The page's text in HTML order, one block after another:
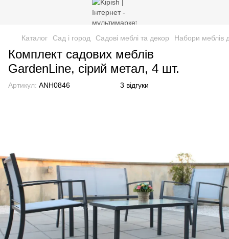
Каталог Сад і город Садові меблі та декор Набори меблів
Комплект садових меблів
GardenLine, сірий метал, 4 шт.
Артикул: ANH0846 3 відгуки